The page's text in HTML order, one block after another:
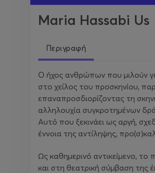
Maria Hassabi Us
Περιγραφή
Ο ήχος ανθρώπων που μιλούν
στο χείλος του προσκηνίου,
επαναπροσδιορίζοντας τη
αλληλουχία συγκροτημένων
Αυτό που ξεκινάει ως αργή,
έννοια της αντίληψης,
Ως καθημερινό αντικείμενο,
και στη θεατρική σύμβαση της